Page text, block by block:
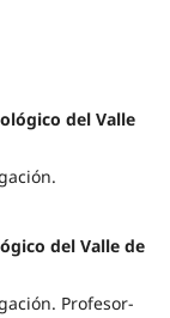
del Valle
del Valle de
Profesor-